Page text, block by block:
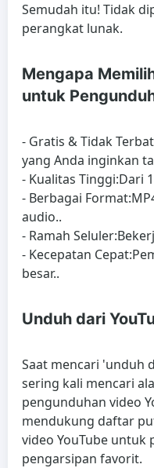
Semudah itu! Tidak
perangkat lunak.
Mengapa
untuk
- Gratis & Tidak
yang Anda inginkan
- Kualitas Tinggi:Dari
- Berbagai Format:
audio..
- Ramah Seluler:
- Kecepatan Cepat:
besar..
Unduh dari
Saat mencari 'unduh
sering kali mencari
pengunduhan video
mendukung daftar
video YouTube untuk
pengarsipan favorit.